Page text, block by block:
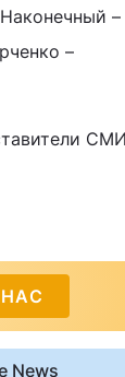
–
–
СМИ
News